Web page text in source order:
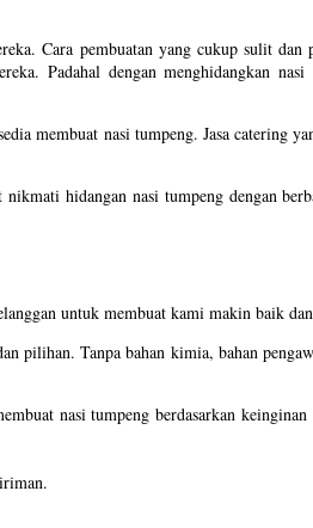
Cara pembuatan yang cukup sulit dan
Padahal dengan menghidangkan
membuat nasi tumpeng. Jasa catering
hidangan nasi tumpeng dengan
untuk membuat kami makin baik
pilihan. Tanpa bahan kimia, bahan
nasi tumpeng berdasarkan